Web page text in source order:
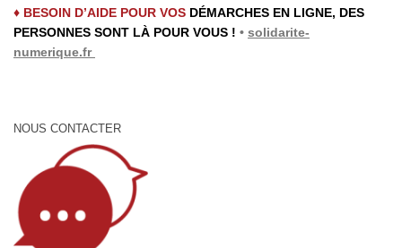
♦ BESOIN D’AIDE POUR VOS DÉMARCHES EN LIGNE, DES
PERSONNES SONT LÀ POUR VOUS ! • solidarite-
numerique.fr
NOUS CONTACTER